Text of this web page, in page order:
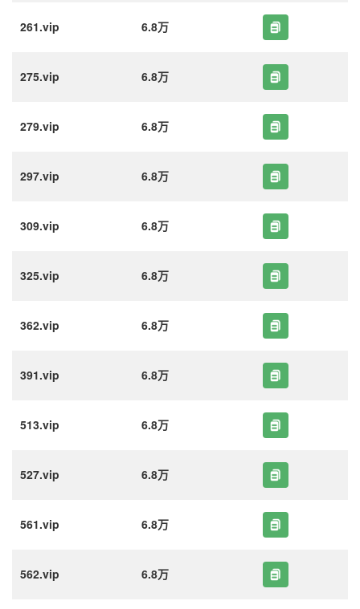
261.vip 6.8万
275.vip 6.8万
279.vip 6.8万
297.vip 6.8万
309.vip 6.8万
325.vip 6.8万
362.vip 6.8万
391.vip 6.8万
513.vip 6.8万
527.vip 6.8万
561.vip 6.8万
562.vip 6.8万